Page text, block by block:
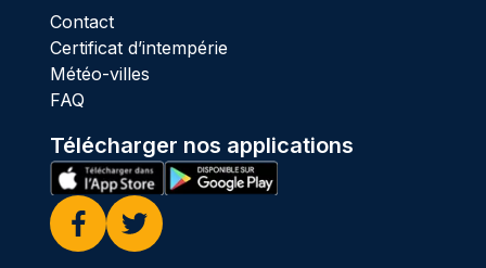
Contact
Certificat d’intempérie
Météo-villes
FAQ
Télécharger nos applications
Facebook
Twitter